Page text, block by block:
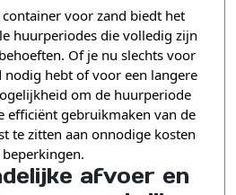
voor zand biedt het
huurperiodes die volledig zijn
Of je nu slechts voor
nodig hebt of voor een langere
om de huurperiode
efficiënt gebruikmaken van de
te zitten aan onnodige kosten
afvoer en